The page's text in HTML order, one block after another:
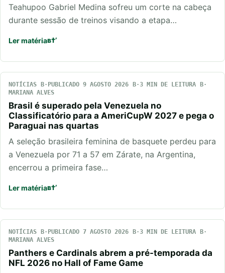
Teahupoo Gabriel Medina sofreu um corte na cabeça
durante sessão de treinos visando a etapa…
Ler matéria
NOTÍCIAS PUBLICADO 9 AGOSTO 2026
3 MIN DE LEITURA
MARIANA ALVES
Brasil é superado pela Venezuela no
Classificatório para a AmeriCupW 2027 e pega o
Paraguai nas quartas
A seleção brasileira feminina de basquete perdeu para
a Venezuela por 71 a 57 em Zárate, na Argentina,
encerrou a primeira fase…
Ler matéria
NOTÍCIAS PUBLICADO 7 AGOSTO 2026
3 MIN DE LEITURA
MARIANA ALVES
Panthers e Cardinals abrem a pré-temporada da
NFL 2026 no Hall of Fame Game